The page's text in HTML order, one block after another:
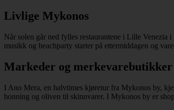
Livlige Mykonos
Når solen går ned fylles restaurantene i Lille Venezia
musikk og beachparty starter på ettermiddagen og
Markeder og merkevarebutikker
I Ano Mera, en halvtimes kjøretur fra Mykonos by,
honning og oliven til skinnvarer. I Mykonos by er